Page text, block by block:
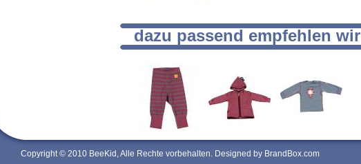
dazu passend empfehlen wir
Copyright © 2010 BeeKid, Alle Rechte vorbehalten. Designed by BrandBox.com